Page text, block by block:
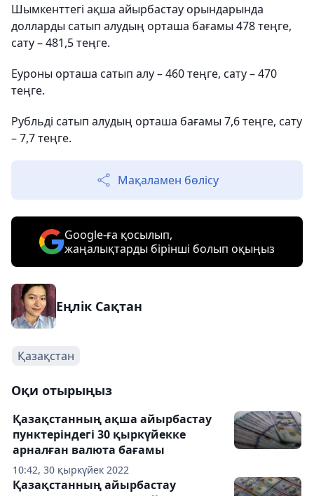
Шымкенттегі ақша айырбастау орындарында
долларды сатып алудың орташа бағамы 478 теңге,
сату – 481,5 теңге.
Еуроны орташа сатып алу – 460 теңге, сату – 470
теңге.
Рубльді сатып алудың орташа бағамы 7,6 теңге, сату
– 7,7 теңге.
Мақаламен бөлісу
Google-ға қосылып,
жаңалықтарды бірінші болып оқыңыз
Еңлік Сақтан
Қазақстан
Оқи отырыңыз
10:42, 30 қыркүйек 2022
Қазақстанның ақша айырбастау
пунктеріндегі 30 қыркүйекке
арналған валюта бағамы
Қазақстанның айырбастау